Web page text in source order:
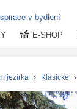
v bydlení
E-SHOP
jezírka › Klasické ›